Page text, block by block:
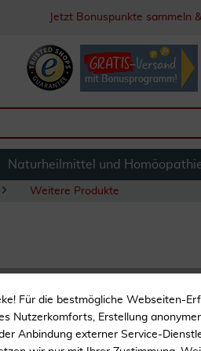
Jetzt Bonuspunkte sammeln
Naturheilmittel und
Weitere Produkte
Tubifast 2-Way
Für die bestmögliche Webseiten-
Nutzerkomforts, Erstellung
Anbindung externer Service-